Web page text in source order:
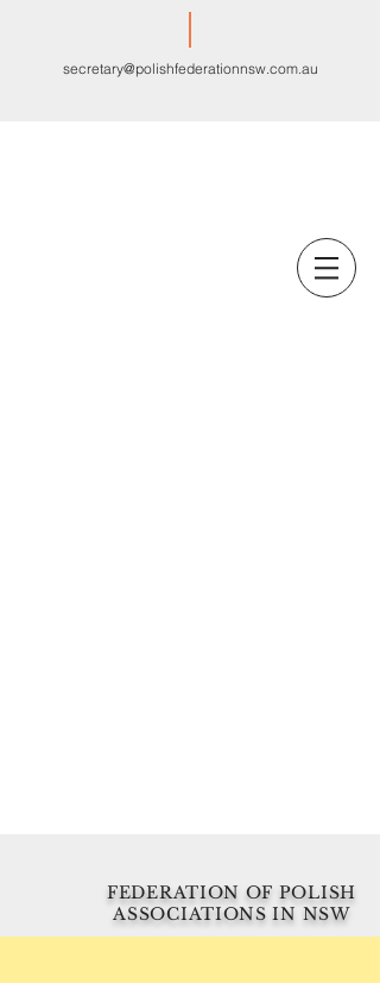
secretary@polishfederationnsw.com.au
FEDERATION OF POLISH
ASSOCIATIONS IN NSW